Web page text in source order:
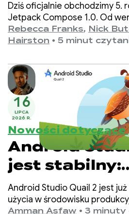
Dziś oficjalnie obchodzimy 5.
Jetpack Compose 1.0. Od
28 lipca 2021 r., do najnowszej
API znacznie się rozwinęły.
Rebecca Franks, Nick
Hairston • 5 minut
16
LIPCA
2026 R.
Nowości
Android
jest stabilny:
dzięki
Android Studio Quail 2 jest
użycia w środowisku
do IDE równoległe przepływy
Amman Asfaw • 3 minuty